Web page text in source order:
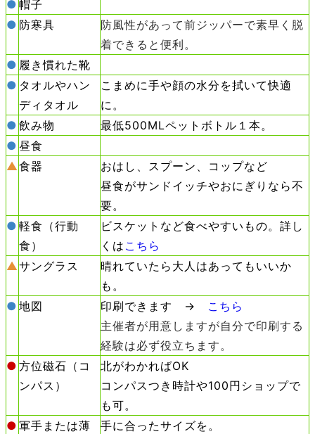
● 帽子
● 防寒具
防風性があって前ジッパーで素早く脱
着できると便利。
● 履き慣れた靴
● タオルやハン
ディタオル
こまめに手や顔の水分を拭いて快適
に。
● 飲み物
最低500MLペットボトル１本。
● 昼食
▲食器
おはし、スプーン、コップなど
昼食がサンドイッチやおにぎりなら不
要。
● 軽食（行動
食）
ビスケットなど食べやすいもの。詳し
くは こちら
▲サングラス
晴れていたら大人はあってもいいか
も。
● 地図 印刷できます → こちら
主催者が用意しますが自分で印刷する
経験は必ず役立ちます。
● 方位磁石（コ
ンパス）
北がわかればOK
コンパスつき時計や100円ショップで
も可。
● 軍手または薄
手に合ったサイズを。